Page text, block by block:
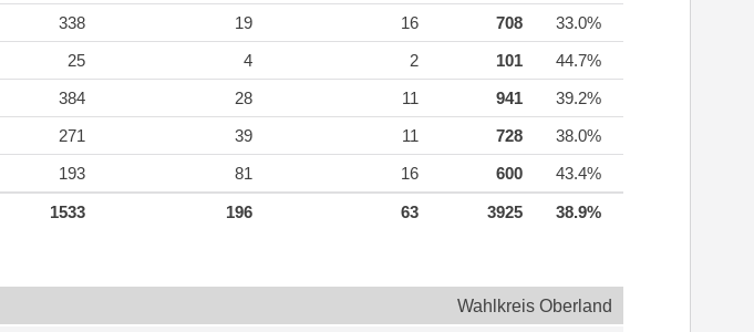
338 19 16 708
33.0%
25 4 2 101
44.7%
384 28 11 941
39.2%
271 39 11 728
38.0%
193 81 16 600 43.4%
1533 196 63 3925 38.9%
Wahlkreis Oberland